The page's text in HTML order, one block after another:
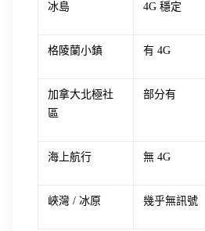
冰島 4G 穩定
格陵蘭小鎮 有 4G
加拿大北極社
區
部分有
海上航行 無 4G
峽灣 / 冰原 幾乎無訊號